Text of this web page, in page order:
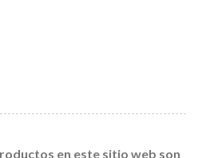
en este sitio web son